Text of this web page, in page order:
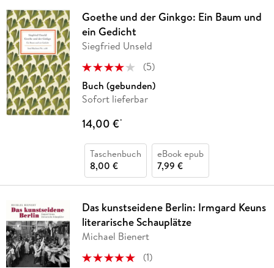
Goethe und der Ginkgo: Ein Baum und
ein Gedicht
Siegfried Unseld
(5)
Buch (gebunden)
Sofort lieferbar
14,00 €*
Taschenbuch
8,00 €
eBook epub
7,99 €
Das kunstseidene Berlin: Irmgard Keuns
literarische Schauplätze
Michael Bienert
(1)